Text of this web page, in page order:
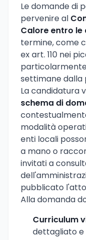
Le domande di
pervenire al
Calore entro le
termine, come
ex art. 110 nei
settimane dalla
La candidatura
schema di
modalità
enti locali
a mano o
invitati a
pubblicato
Alla domanda
Curriculum
dettagliato